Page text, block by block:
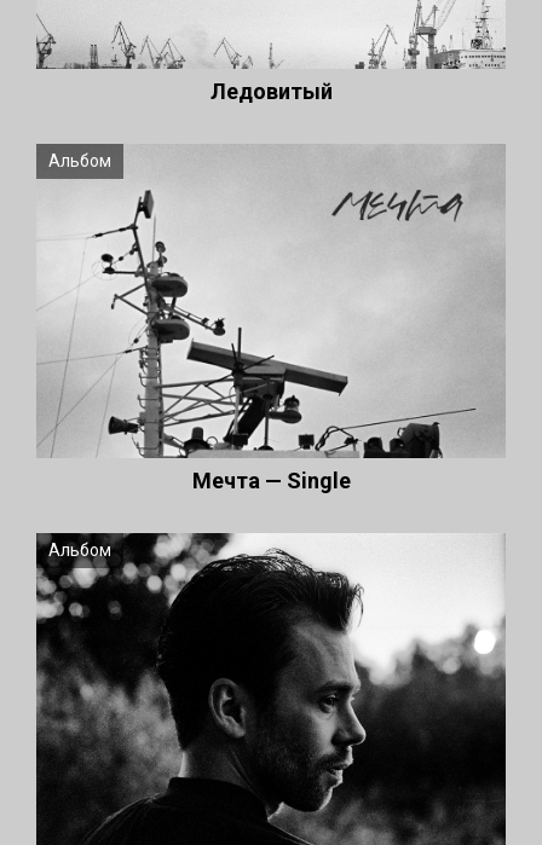
Ледовитый
Альбом
Мечта — Single
Альбом